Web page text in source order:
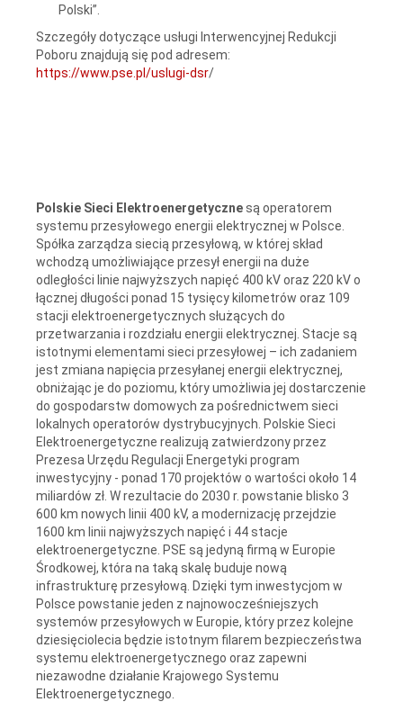
Polski”.
Szczegóły dotyczące usługi Interwencyjnej Redukcji
Poboru znajdują się pod adresem:
https://www.pse.pl/uslugi-dsr/
Polskie Sieci Elektroenergetycznesą operatorem
systemu przesyłowego energii elektrycznej w Polsce.
Spółka zarządza siecią przesyłową, w której skład
wchodzą umożliwiające przesył energii na duże
odległości linie najwyższych napięć 400 kV oraz 220 kV o
łącznej długości ponad 15 tysięcy kilometrów oraz 109
stacji elektroenergetycznych służących do
przetwarzania i rozdziału energii elektrycznej. Stacje są
istotnymi elementami sieci przesyłowej – ich zadaniem
jest zmiana napięcia przesyłanej energii elektrycznej,
obniżając je do poziomu, który umożliwia jej dostarczenie
do gospodarstw domowych za pośrednictwem sieci
lokalnych operatorów dystrybucyjnych. Polskie Sieci
Elektroenergetyczne realizują zatwierdzony przez
Prezesa Urzędu Regulacji Energetyki program
inwestycyjny - ponad 170 projektów o wartości około 14
miliardów zł. W rezultacie do 2030 r. powstanie blisko 3
600 km nowych linii 400 kV, a modernizację przejdzie
1600 km linii najwyższych napięć i 44 stacje
elektroenergetyczne. PSE są jedyną firmą w Europie
Środkowej, która na taką skalę buduje nową
infrastrukturę przesyłową. Dzięki tym inwestycjom w
Polsce powstanie jeden z najnowocześniejszych
systemów przesyłowych w Europie, który przez kolejne
dziesięciolecia będzie istotnym filarem bezpieczeństwa
systemu elektroenergetycznego oraz zapewni
niezawodne działanie Krajowego Systemu
Elektroenergetycznego.